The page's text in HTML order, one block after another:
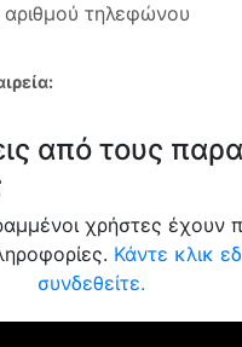
τηλεφώνου
από τους
χρήστες έχουν
Κάντε κλικ
συνδεθείτε.